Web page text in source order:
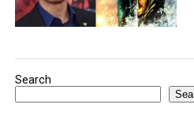
Search